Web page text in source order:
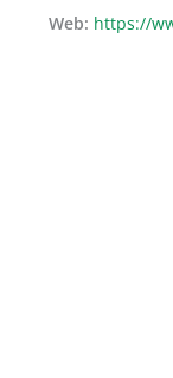
Web https://